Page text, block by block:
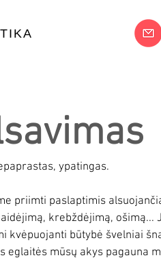
ypatingas.
priimti paslaptimis
krebždėjimą, ošimą...
kvėpuojanti būtybė švelniai
eglaitės mūsų akys pagauna